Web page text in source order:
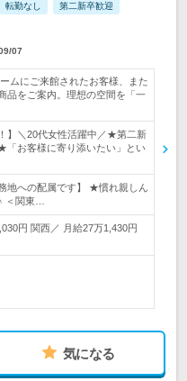
転勤なし 第二新卒歓迎
07
ムにご来館されたお客様、また
品をご案内。理想の空間を「一
】＼20代女性活躍中／★第二新
お客様に寄り添いたい」とい
地への配属です】 ★慣れ親しん
＜関東…
円 関西／ 月給27万1,430円
気になる